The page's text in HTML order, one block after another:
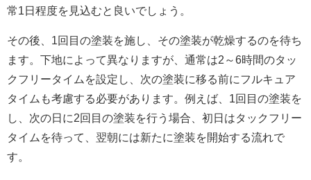
常1日程度を見込むと良いでしょう。
その後、1回目の塗装を施し、その塗装が乾燥するのを待ち
ます。下地によって異なりますが、通常は2～6時間のタッ
クフリータイムを設定し、次の塗装に移る前にフルキュア
タイムも考慮する必要があります。例えば、1回目の塗装を
し、次の日に2回目の塗装を行う場合、初日はタックフリー
タイムを待って、翌朝には新たに塗装を開始する流れで
す。